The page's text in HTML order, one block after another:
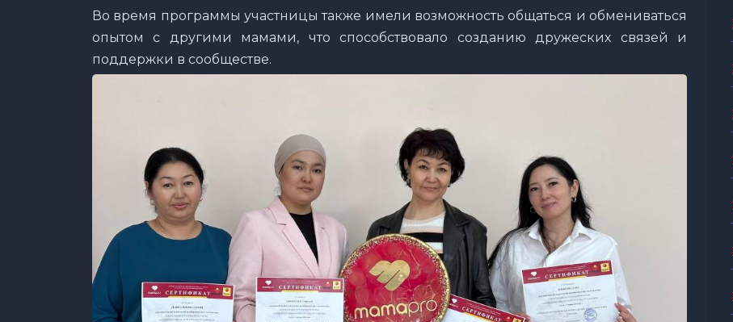
Во время программы участницы также имели возможность общаться и обмениваться
опытом с другими мамами, что способствовало созданию дружеских связей и
поддержки в сообществе.